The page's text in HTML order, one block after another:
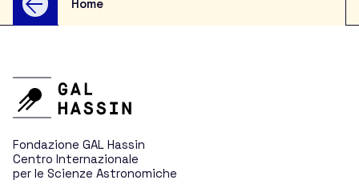
Didattica per le Scuole
Ricerca
Home
Fondazione GAL Hassin
Centro Internazionale
per le Scienze Astronomiche